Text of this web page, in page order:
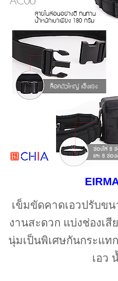
เข็มขัดคาดเอวปรับข
งานสะดวก แบ่งช่องเ
นุ่มเป็นพิเศษกันกระแท
เอว